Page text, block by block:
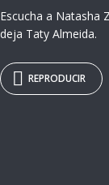
Escucha a Natasha
deja Taty Almeida.
REPRODUCIR